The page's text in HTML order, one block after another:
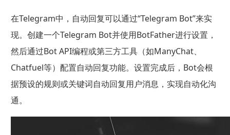
Telegram Mac版
Telegram安卓版
Telegram Web版
在Telegram中，自动回复可以通过“Telegram Bot”来实
现。创建一个Telegram Bot并使用BotFather进行设置，
然后通过Bot API编程或第三方工具（如ManyChat、
Chatfuel等）配置自动回复功能。设置完成后，Bot会根
据预设的规则或关键词自动回复用户消息，实现自动化沟
通。